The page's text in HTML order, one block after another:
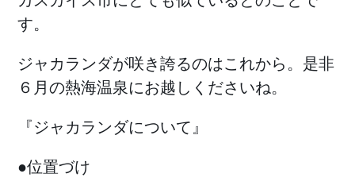
す。
ジャカランダが咲き誇るのはこれから。是非
６月の熱海温泉にお越しくださいね。
『ジャカランダについて』
●位置づけ